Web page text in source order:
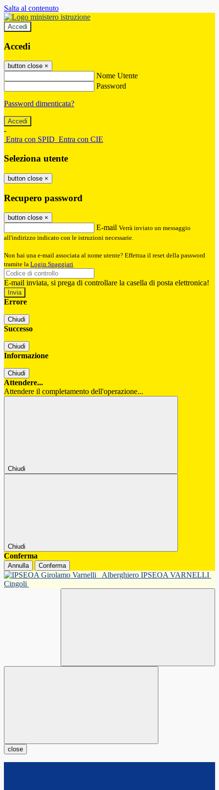
Salta al contenuto
Accedi
Accedi
button close ×
Nome Utente
Password
Password dimenticata?
-
Entra con SPID Entra con CIE
Seleziona utente
button close ×
Recupero password
button close ×
E-mail Verrà inviato un messaggio
all'indirizzo indicato con le istruzioni necessarie.
Non hai una e-mail associata al nome utente? Effettua il reset della password
tramite la Login Spaggiari
E-mail inviata, si prega di controllare la casella di posta elettronica!
Errore
Chiudi
Successo
Chiudi
Informazione
Chiudi
Attendere...
Attendere il completamento dell'operazione...
Chiudi
Chiudi
Conferma
Annulla Conferma
Alberghiero IPSEOA VARNELLI
Cingoli
close